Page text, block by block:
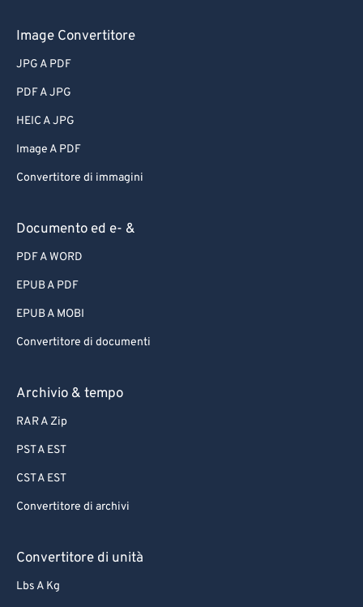
Image Convertitore
JPG A PDF
PDF A JPG
HEIC A JPG
Image A PDF
Convertitore di immagini
Documento ed e- &
PDF A WORD
EPUB A PDF
EPUB A MOBI
Convertitore di documenti
Archivio & tempo
RAR A Zip
PST A EST
CST A EST
Convertitore di archivi
Convertitore di unità
Lbs A Kg